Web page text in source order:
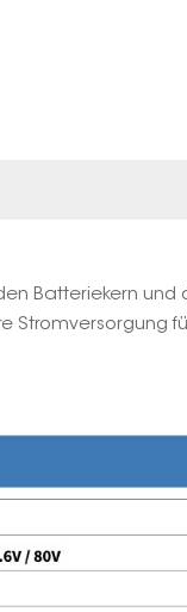
Batteriekern und
Stromversorgung